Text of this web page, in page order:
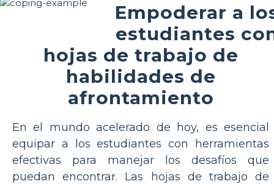
Empoderar a
estudiantes
hojas de trabajo de
habilidades de
afrontamiento
En el mundo acelerado de hoy, es esencial
equipar a los estudiantes con herramientas
efectivas para manejar los desafíos que
puedan encontrar. Las hojas de trabajo de